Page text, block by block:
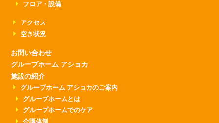
フロア・設備
アクセス
空き状況
お問い合わせ
グループホーム アショカ
施設の紹介
グループホーム アショカのご案内
グループホームとは
グループホームでのケア
介護体制